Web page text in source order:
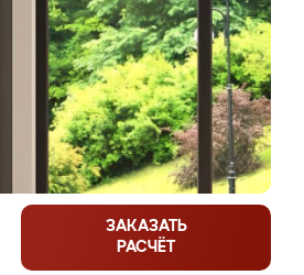
ЗАКАЗАТЬ
РАСЧЁТ